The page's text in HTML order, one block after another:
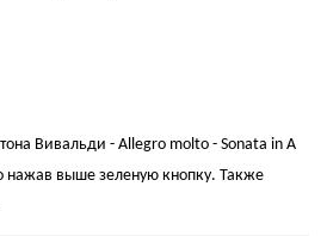
Вивальди - Allegro molto - Sonata in A
нажав выше зеленую кнопку. Также